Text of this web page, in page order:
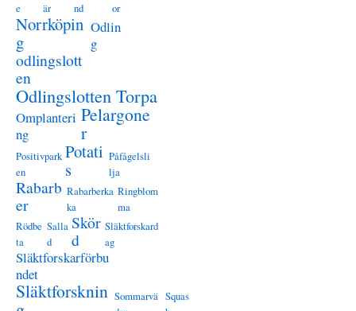
e
är
nd
or
Norrköpin
g
Odlin
g
odlingslott
en
Odlingslotten Torpa
Omplanteri
ng
Pelargone
r
Positivpark
en
Potati
s
Påfågelsli
lja
Rabarb
er
Rabarberka
ka
Ringblom
ma
Rödbe
ta
Salla
d
Skör
d
Släktforskard
ag
Släktforskarförbu
ndet
Släktforsknin Sommarvä Squas